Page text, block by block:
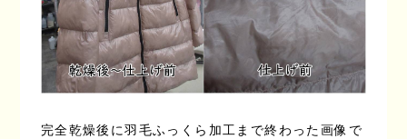
完全乾燥後に羽毛ふっくら加工まで終わった画像で